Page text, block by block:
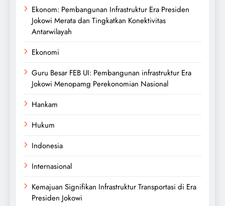
Ekonom: Pembangunan Infrastruktur Era Presiden
Jokowi Merata dan Tingkatkan Konektivitas
Antarwilayah
Ekonomi
Guru Besar FEB UI: Pembangunan infrastruktur Era
Jokowi Menopamg Perekonomian Nasional
Hankam
Hukum
Indonesia
Internasional
Kemajuan Signifikan Infrastruktur Transportasi di Era
Presiden Jokowi